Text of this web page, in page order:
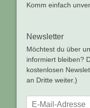
Komm einfach
Newsletter
Möchtest du über
informiert bleiben?
kostenlosen
an Dritte weiter.)